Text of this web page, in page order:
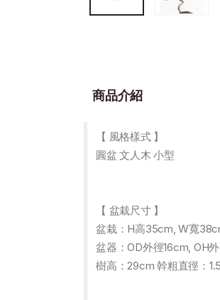
商品介紹
【 風格樣式 】
圓盆 文人木 小型
【 盆栽尺寸 】
盆栽：H高35cm, W寬
盆器：OD外徑16cm, OH
樹高：29cm 幹粗直徑：